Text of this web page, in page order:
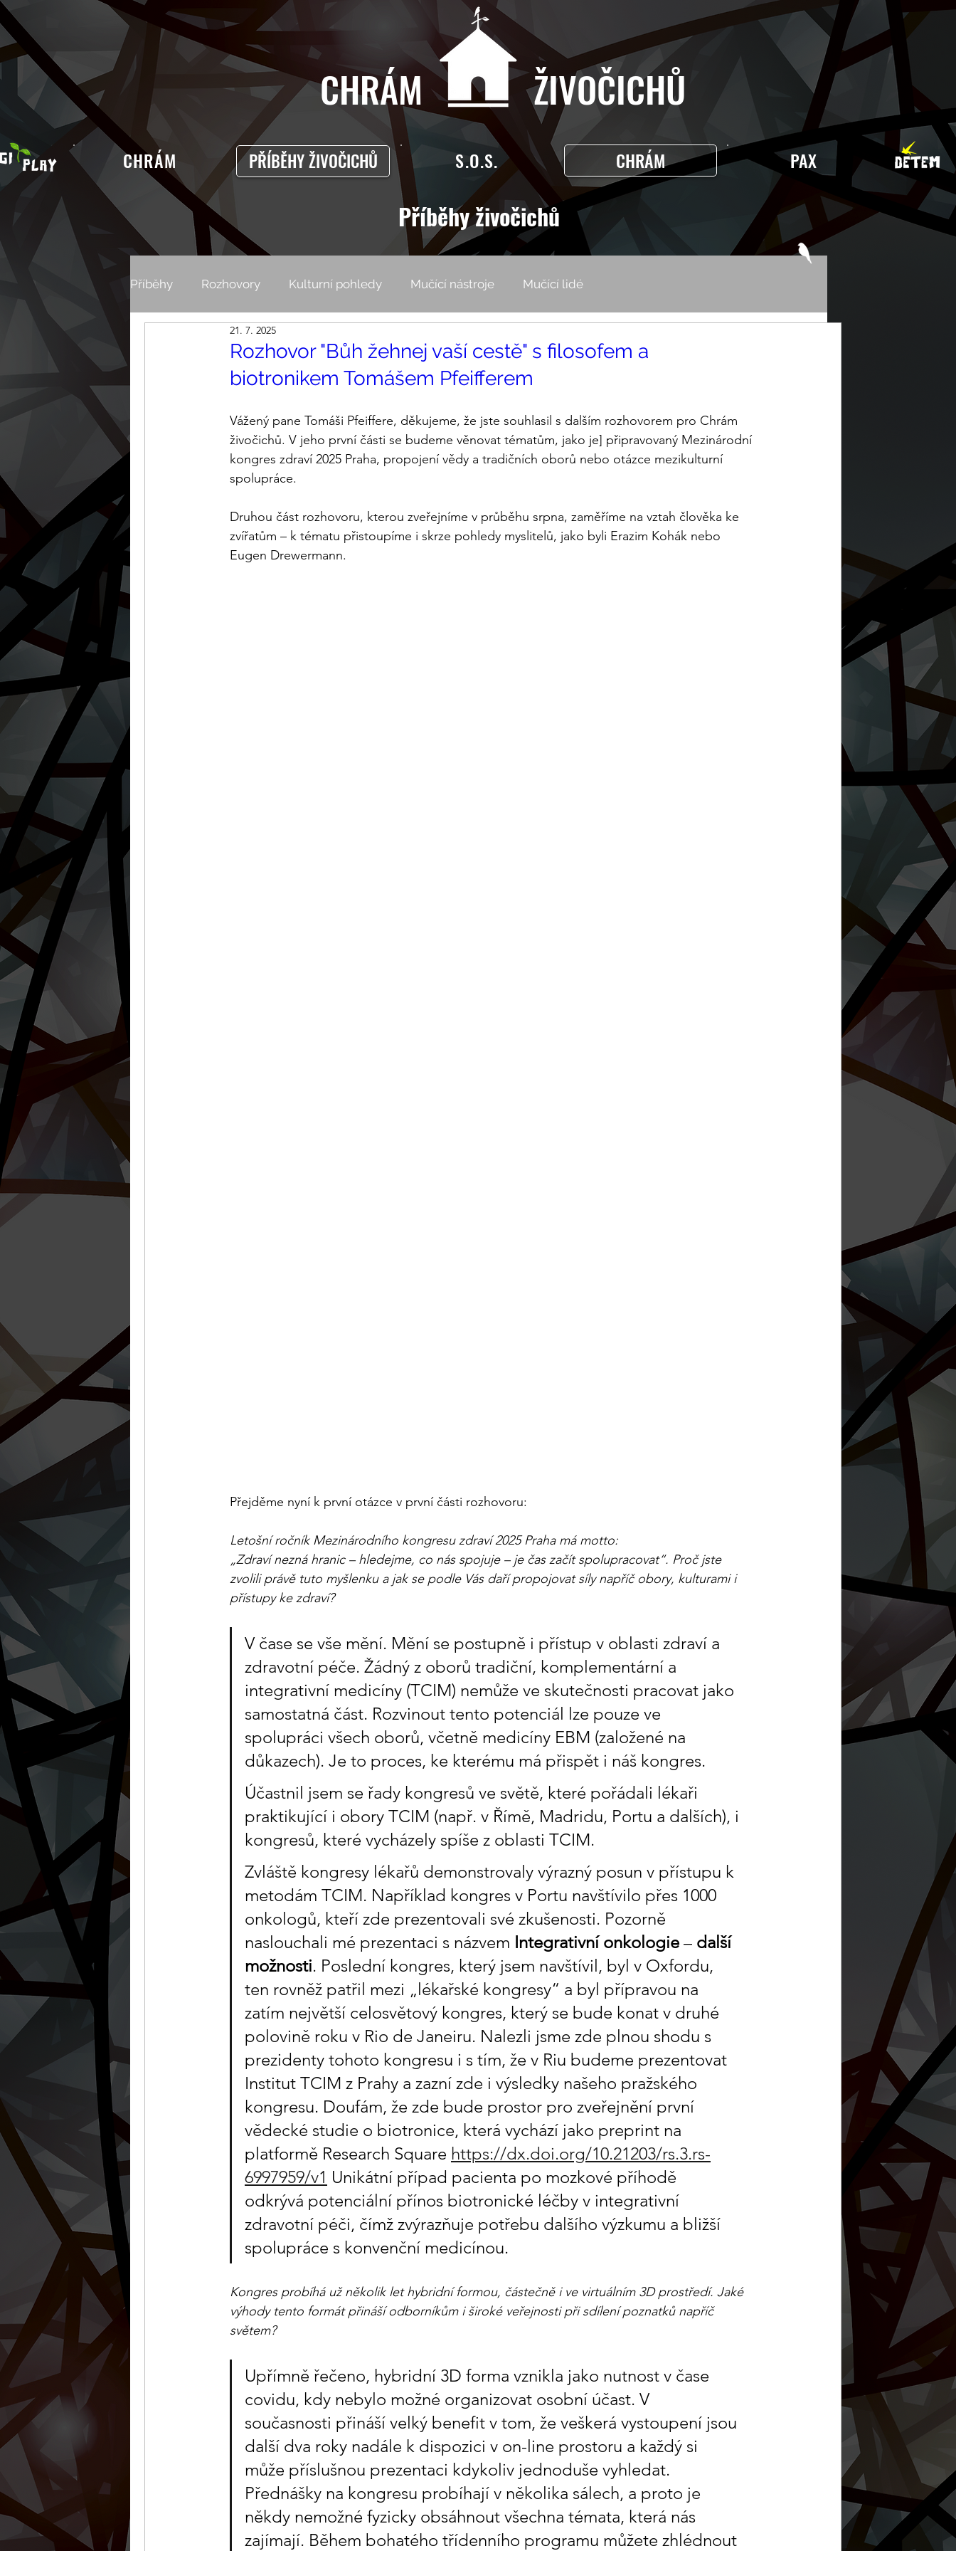
CHRÁM ŽIVOČICHŮ
CHRÁM PŘÍBĚHY ŽIVOČICHŮ S.O.S. CHRÁM PAX
Příběhy živočichů
Příběhy Rozhovory Kulturní pohledy Mučící nástroje Mučící lidé
Rozhovor "Bůh žehnej vaší cestě" s filosofem a
biotronikem Tomášem Pfeifferem
21. 7. 2025
Vážený pane Tomáši Pfeiffere, děkujeme, že jste souhlasil s dalším rozhovorem pro Chrám
živočichů. V jeho první části se budeme věnovat tématům, jako je] připravovaný Mezinárodní
kongres zdraví 2025 Praha, propojení vědy a tradičních oborů nebo otázce mezikulturní
spolupráce.
Druhou část rozhovoru, kterou zveřejníme v průběhu srpna, zaměříme na vztah člověka ke
zvířatům – k tématu přistoupíme i skrze pohledy myslitelů, jako byli Erazim Kohák nebo
Eugen Drewermann.
Přejděme nyní k první otázce v první části rozhovoru:
Letošní ročník Mezinárodního kongresu zdraví 2025 Praha má motto:
„Zdraví nezná hranic – hledejme, co nás spojuje – je čas začít spolupracovat“. Proč jste
zvolili právě tuto myšlenku a jak se podle Vás daří propojovat síly napříč obory, kulturami i
přístupy ke zdraví?
V čase se vše mění. Mění se postupně i přístup v oblasti zdraví a
zdravotní péče. Žádný z oborů tradiční, komplementární a
integrativní medicíny (TCIM) nemůže ve skutečnosti pracovat jako
samostatná část. Rozvinout tento potenciál lze pouze ve
spolupráci všech oborů, včetně medicíny EBM (založené na
důkazech). Je to proces, ke kterému má přispět i náš kongres.
Účastnil jsem se řady kongresů ve světě, které pořádali lékaři
praktikující i obory TCIM (např. v Římě, Madridu, Portu a dalších), i
kongresů, které vycházely spíše z oblasti TCIM.
Zvláště kongresy lékařů demonstrovaly výrazný posun v přístupu k
metodám TCIM. Například kongres v Portu navštívilo přes 1000
onkologů, kteří zde prezentovali své zkušenosti. Pozorně
naslouchali mé prezentaci s názvem Integrativní onkologie – další
možnosti. Poslední kongres, který jsem navštívil, byl v Oxfordu,
ten rovněž patřil mezi „lékařské kongresy“ a byl přípravou na
zatím největší celosvětový kongres, který se bude konat v druhé
polovině roku v Rio de Janeiru. Nalezli jsme zde plnou shodu s
prezidenty tohoto kongresu i s tím, že v Riu budeme prezentovat
Institut TCIM z Prahy a zazní zde i výsledky našeho pražského
kongresu. Doufám, že zde bude prostor pro zveřejnění první
vědecké studie o biotronice, která vychází jako preprint na
platformě Research Square https://dx.doi.org/10.21203/rs.3.rs-
6997959/v1 Unikátní případ pacienta po mozkové příhodě
odkrývá potenciální přínos biotronické léčby v integrativní
zdravotní péči, čímž zvýrazňuje potřebu dalšího výzkumu a bližší
spolupráce s konvenční medicínou.
Kongres probíhá už několik let hybridní formou, částečně i ve virtuálním 3D prostředí. Jaké
výhody tento formát přináší odborníkům i široké veřejnosti při sdílení poznatků napříč
světem?
Upřímně řečeno, hybridní 3D forma vznikla jako nutnost v čase
covidu, kdy nebylo možné organizovat osobní účast. V
současnosti přináší velký benefit v tom, že veškerá vystoupení jsou
další dva roky nadále k dispozici v on-line prostoru a každý si
může příslušnou prezentaci kdykoliv jednoduše vyhledat.
Přednášky na kongresu probíhají v několika sálech, a proto je
někdy nemožné fyzicky obsáhnout všechna témata, která nás
zajímají. Během bohatého třídenního programu můžete zhlédnout